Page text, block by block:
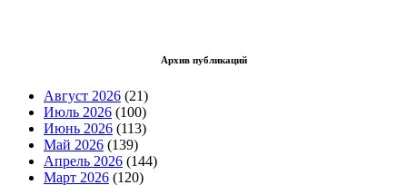
Архив публикаций
Август 2026 (21)
Июль 2026 (100)
Июнь 2026 (113)
Май 2026 (139)
Апрель 2026 (144)
Март 2026 (120)